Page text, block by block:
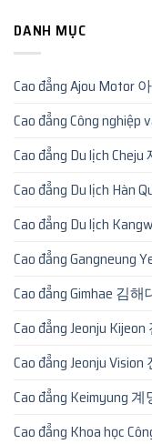
DANH MỤC
Cao đẳng Ajou Motor
Cao đẳng Công
Cao đẳng Du lịch
Cao đẳng Du lịch Hàn
Cao đẳng Du lịch
Cao đẳng Gangneung
Cao đẳng Gimhae 김
Cao đẳng Jeonju
Cao đẳng Jeonju
Cao đẳng Keimyung
Cao đẳng Khoa học